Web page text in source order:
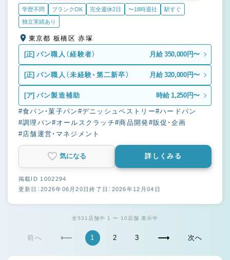
学歴不問 ブランクOK 完全週休2日 〜18時退社
駅すぐ
独立実績あり
東京都 板橋区 赤塚
[正] パン職人（経験者） 月給 350,000円〜
[正] パン職人（未経験・第二新卒） 月給 320,000円〜
[ア] パン製造補助 時給 1,250円〜
#食パン・菓子パン #デニッシュペストリー#ハードパン
#調理パン#オールスクラッチ#商品開発#販促・企画
#店舗運営・マネジメント
気になる 詳しくみる
掲載ID 1002294
更新日：2026年06月20日終了日：2026年12月04日
全531店舗中 1 〜 10店舗 表示中
前へ 1 2 3 次へ